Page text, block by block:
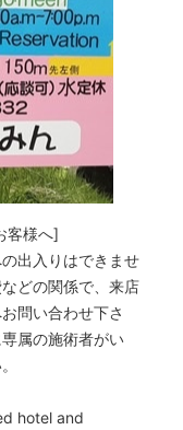
客様へ]
出入りはできませ
どの関係で、来店
問い合わせ下さ
属の施術者がい
hotel and